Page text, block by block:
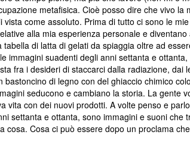
metafisica. Cioè posso dire che vivo la
vista come assoluto. Prima di tutto ci sono le
alla mia esperienza personale e
di latta di gelati da spiaggia oltre ad
immagini suadenti degli anni settanta e
fra i desideri di staccarci dalla radiazione, dai
bastoncino di legno con del ghiaccio chimico
seducono e cambiano la storia. La gente
vita con dei nuovi prodotti. A volte penso e
settanta e ottanta, sono immagini e suoni che
cosa. Cosa ci può essere dopo un proclama